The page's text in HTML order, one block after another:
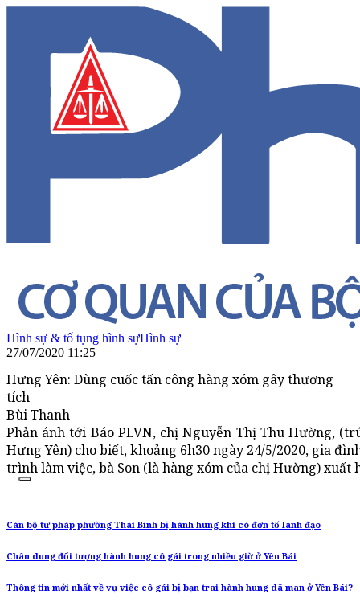
Hình sự & tố tụng hình sựHình sự
27/07/2020 11:25
Hưng Yên: Dùng cuốc tấn công hàng xóm gây thương
tích
Bùi Thanh
Phản ánh tới Báo PLVN, chị Nguyễn Thị Thu Hường,
Hưng Yên) cho biết, khoảng 6h30 ngày 24/5/2020, gia
trình làm việc, bà Son (là hàng xóm của chị Hường)
Cán bộ tư pháp phường Thái Bình bị hành hung khi có đơn tố lãnh đạo
Chân dung đối tượng hành hung cô gái trong nhiều giờ ở Yên Bái
Thông tin mới nhất về vụ việc cô gái bị bạn trai hành hung dã man ở Yên Bái?